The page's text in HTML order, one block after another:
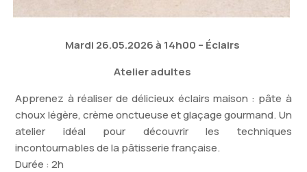
Mardi 26.05.2026 à 14h00 – Éclairs
Atelier adultes
Apprenez à réaliser de délicieux éclairs maison : pâte à
choux légère, crème onctueuse et glaçage gourmand. Un
atelier idéal pour découvrir les techniques
incontournables de la pâtisserie française.
Durée : 2h